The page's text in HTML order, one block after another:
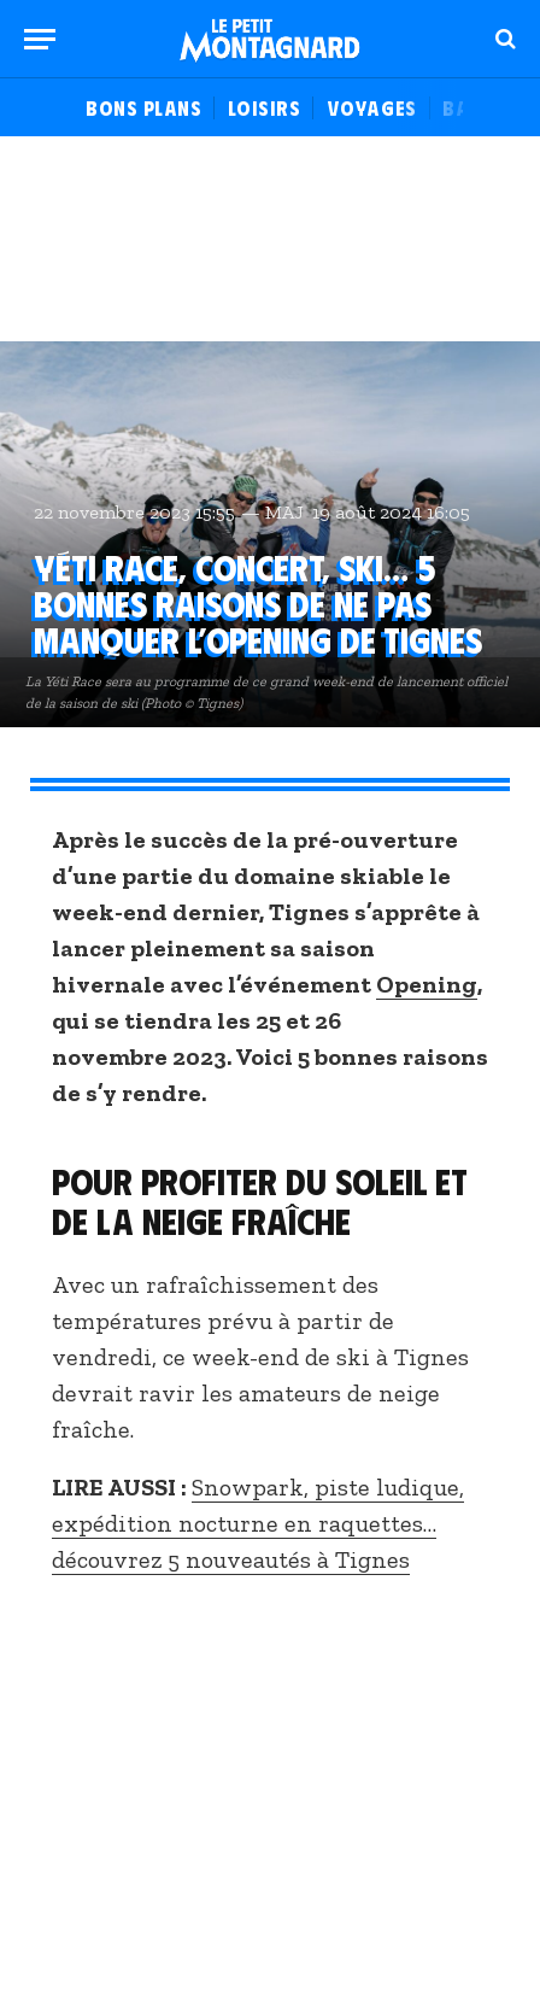
BONS PLANS LOISIRS VOYAGES BALADES
La Yéti Race sera au programme de ce grand week-end de lancement officiel
de la saison de ski (Photo © Tignes)
22 novembre 2023 15:55 MAJ 19 août 2024 16:05
Yéti Race, concert, ski… 5
bonnes raisons de ne pas
manquer l’Opening de Tignes
Après le succès de la pré-ouverture
d’une partie du domaine skiable le
week-end dernier, Tignes s’apprête à
lancer pleinement sa saison
hivernale avec l’événement Opening,
qui se tiendra les 25 et 26
novembre 2023. Voici 5 bonnes raisons
de s’y rendre.
Pour profiter du soleil et
de la neige fraîche
Avec un rafraîchissement des
températures prévu à partir de
vendredi, ce week-end de ski à Tignes
devrait ravir les amateurs de neige
fraîche.
LIRE AUSSI : Snowpark, piste ludique,
expédition nocturne en raquettes…
découvrez 5 nouveautés à Tignes